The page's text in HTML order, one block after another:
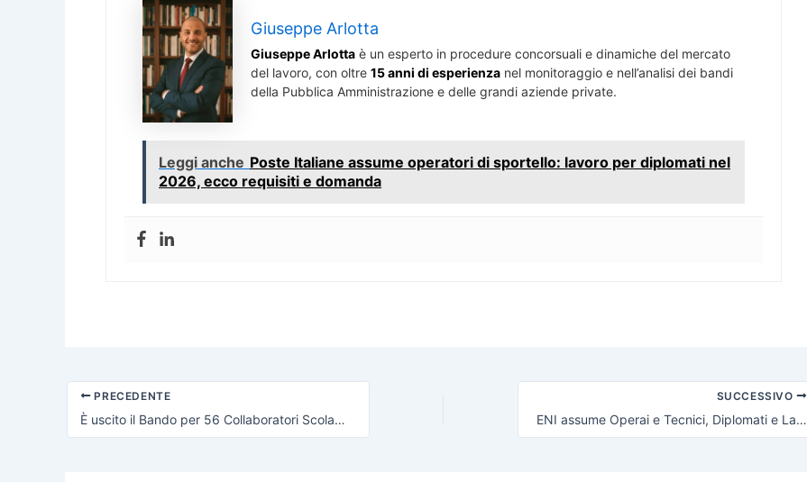
Giuseppe Arlotta
Giuseppe Arlotta è un esperto in procedure concorsuali e dinamiche del mercato
del lavoro, con oltre 15 anni di esperienza nel monitoraggio e nell’analisi dei bandi
della Pubblica Amministrazione e delle grandi aziende private.
Leggi anche Poste Italiane assume operatori di sportello: lavoro per diplomati nel
2026, ecco requisiti e domanda
PRECEDENTE
È uscito il Bando per 56 Collaboratori Scolastici a tempo indeterminato, serve Licenza Media
SUCCESSIVO
ENI assume Operai e Tecnici, Diplomati e Laureati a tempo indeterminato